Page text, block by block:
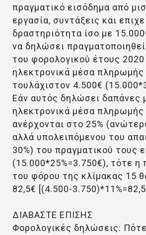
πραγματικό εισόδημα από
εργασία, συντάξεις και
δραστηριότητα ίσο με
να δηλώσει
του φορολογικού έτους
ηλεκτρονικά μέσα
τουλάχιστον 4.500€
Εάν αυτός δηλώσει δαπάνες
ηλεκτρονικά μέσα πληρωμής
ανέρχονται στο 25%
αλλά υπολειπόμενου του
30%) του πραγματικού τους
(15.000*25%=3.750€), τότε η
του φόρου της κλίμακας 15
82,5€ [(4.500-
ΔΙΑΒΑΣΤΕ ΕΠΙΣΗΣ
Φορολογικές δηλώσεις: Πότε